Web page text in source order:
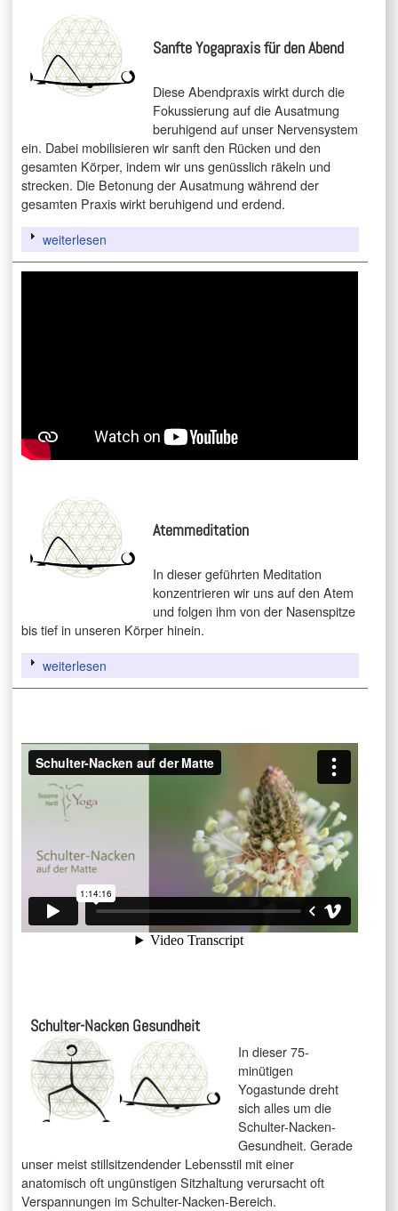
Sanfte Yogapraxis für den Abend
Diese Abendpraxis wirkt durch die
Fokussierung auf die Ausatmung
beruhigend auf unser Nervensystem
ein. Dabei mobilisieren wir sanft den Rücken und den
gesamten Körper, indem wir uns genüsslich räkeln und
strecken. Die Betonung der Ausatmung während der
gesamten Praxis wirkt beruhigend und erdend.
weiterlesen
Atemmeditation
In dieser geführten Meditation
konzentrieren wir uns auf den Atem
und folgen ihm von der Nasenspitze
bis tief in unseren Körper hinein.
weiterlesen
Schulter-Nacken Gesundheit
In dieser 75-
minütigen
Yogastunde dreht
sich alles um die
Schulter-Nacken-
Gesundheit. Gerade
unser meist stillsitzendender Lebensstil mit einer
anatomisch oft ungünstigen Sitzhaltung verursacht oft
Verspannungen im Schulter-Nacken-Bereich.